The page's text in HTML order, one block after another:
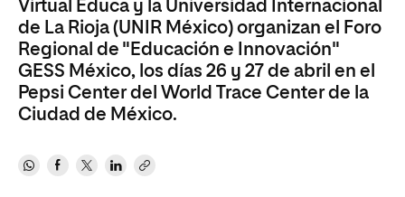
Virtual Educa y la Universidad Internacional
de La Rioja (UNIR México) organizan el Foro
Regional de "Educación e Innovación"
GESS México, los días 26 y 27 de abril en el
Pepsi Center del World Trace Center de la
Ciudad de México.